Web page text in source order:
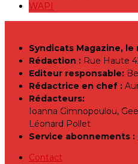
WAPI
Syndicats Magazine, le
Rédaction : Rue Haute
Editeur responsable:
Rédactrice en chef :
Rédacteurs:
Ioanna Gimnopoulou,
Léonard Pollet
Service abonnements :
Contact